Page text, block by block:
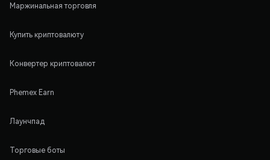
Маржинальная торговля
Купить криптовалюту
Конвертер криптовалют
Phemex Earn
Лаунчпад
Торговые боты